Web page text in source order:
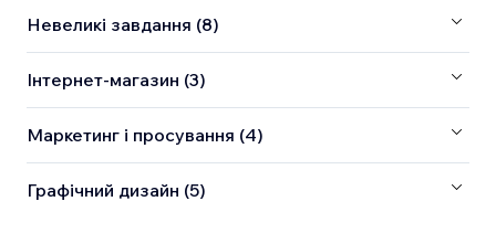
Невеликі завдання (8)
Інтернет-магазин (3)
Маркетинг і просування (4)
Графічний дизайн (5)